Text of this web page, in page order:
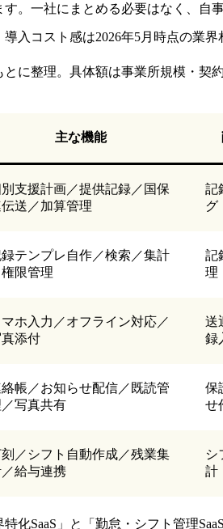
。一社にまとめる必要はなく、
入コスト感は2026年5月時点の業界
に整理。具体額は事業所規模・契
主な機能
支援計画／提供記録／国保
送／加算管理
記
グ
テンプレ自作／検索／集計
権限管理
記
理
マホ入力／オフライン対応／
添付
送
録
帳／お知らせ配信／既読管
写真共有
保
せ
／シフト自動作成／残業集
給与連携
シ
計
化SaaS」と「勤怠・シフト管理